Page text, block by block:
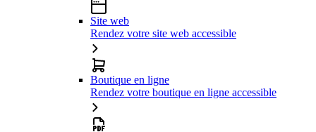
Site web
Rendez votre site web accessible
Boutique en ligne
Rendez votre boutique en ligne accessible